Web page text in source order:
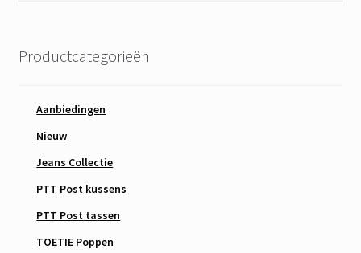
Productcategorieën
Aanbiedingen
Nieuw
Jeans Collectie
PTT Post kussens
PTT Post tassen
TOETIE Poppen